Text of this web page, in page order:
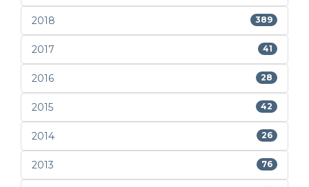
2018 389
2017 41
2016 28
2015 42
2014 26
2013 76